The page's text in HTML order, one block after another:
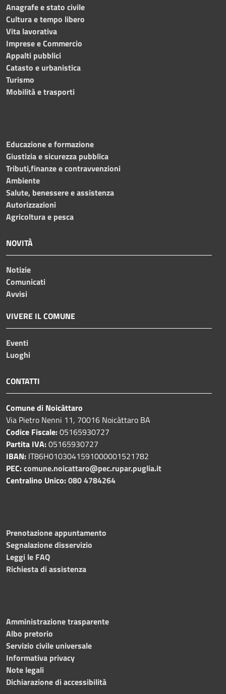
Anagrafe e stato civile
Cultura e tempo libero
Vita lavorativa
Imprese e Commercio
Appalti pubblici
Catasto e urbanistica
Turismo
Mobilità e trasporti
Educazione e formazione
Giustizia e sicurezza pubblica
Tributi,finanze e contravvenzioni
Ambiente
Salute, benessere e assistenza
Autorizzazioni
Agricoltura e pesca
NOVITÀ
Notizie
Comunicati
Avvisi
VIVERE IL COMUNE
Eventi
Luoghi
CONTATTI
Comune di Noicàttaro
Via Pietro Nenni 11, 70016 Noicàttaro BA
Codice Fiscale:05165930727
Partita IVA:05165930727
IBAN: IT86H0103041591000001521782
PEC:comune.noicattaro@pec.rupar.puglia.it
Centralino Unico:080 4784264
Prenotazione appuntamento
Segnalazione disservizio
Leggi le FAQ
Richiesta di assistenza
Amministrazione trasparente
Albo pretorio
Servizio civile universale
Informativa privacy
Note legali
Dichiarazione di accessibilità